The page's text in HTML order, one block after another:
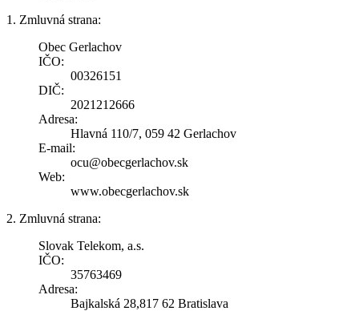
1. Zmluvná strana:
Obec Gerlachov
IČO:
00326151
DIČ:
2021212666
Adresa:
Hlavná 110/7, 059 42 Gerlachov
E-mail:
ocu@obecgerlachov.sk
Web:
www.obecgerlachov.sk
2. Zmluvná strana:
Slovak Telekom, a.s.
IČO:
35763469
Adresa:
Bajkalská 28,817 62 Bratislava